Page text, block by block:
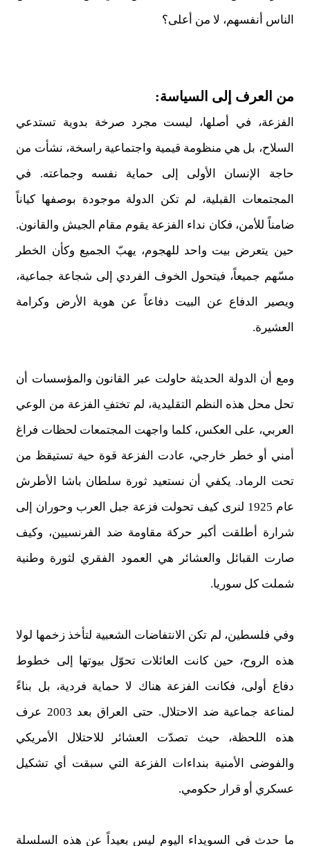
الناس أنفسهم، لا من أعلى؟
من العرف إلى السياسة:
الفزعة، في أصلها، ليست مجرد صرخة بدوية تستدعي
السلاح، بل هي منظومة قيمية واجتماعية راسخة، نشأت من
حاجة الإنسان الأولى إلى حماية نفسه وجماعته. في
المجتمعات القبلية، لم تكن الدولة موجودة بوصفها كياناً
ضامناً للأمن، فكان نداء الفزعة يقوم مقام الجيش والقانون.
حين يتعرض بيت واحد للهجوم، يهبّ الجميع وكأن الخطر
مسّهم جميعاً، فيتحول الخوف الفردي إلى شجاعة جماعية،
ويصير الدفاع عن البيت دفاعاً عن هوية الأرض وكرامة
العشيرة.
ومع أن الدولة الحديثة حاولت عبر القانون والمؤسسات أن
تحل محل هذه النظم التقليدية، لم تختفِ الفزعة من الوعي
العربي، على العكس، كلما واجهت المجتمعات لحظات فراغ
أمني أو خطر خارجي، عادت الفزعة قوة حية تستيقظ من
تحت الرماد. يكفي أن نستعيد ثورة سلطان باشا الأطرش
عام 1925 لنرى كيف تحولت فزعة جبل العرب وحوران إلى
شرارة أطلقت أكبر حركة مقاومة ضد الفرنسيين، وكيف
صارت القبائل والعشائر هي العمود الفقري لثورة وطنية
شملت كل سوريا.
وفي فلسطين، لم تكن الانتفاضات الشعبية لتأخذ زخمها لولا
هذه الروح، حين كانت العائلات تحوّل بيوتها إلى خطوط
دفاع أولى، فكانت الفزعة هناك لا حماية فردية، بل بناءً
لمناعة جماعية ضد الاحتلال. حتى العراق بعد 2003 عرف
هذه اللحظة، حيث تصدّت العشائر للاحتلال الأمريكي
والفوضى الأمنية بنداءات الفزعة التي سبقت أي تشكيل
عسكري أو قرار حكومي.
ما حدث في السويداء اليوم ليس بعيداً عن هذه السلسلة